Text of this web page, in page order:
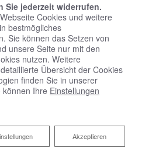
Sie jederzeit widerrufen.
Cookies und weitere
bestmögliches
Sie können das Setzen von
unsere Seite nur mit den
nutzen. Weitere
Übersicht der Cookies
finden Sie in unserer
können Ihre Einstellungen
Akzeptieren